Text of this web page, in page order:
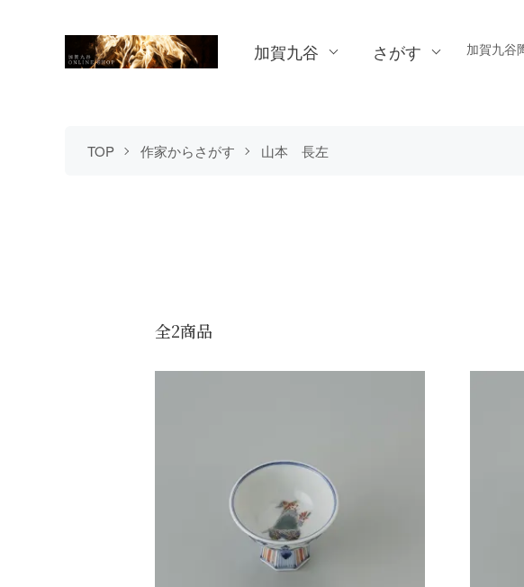
加賀九谷 さがす 加賀九谷
TOP 作家からさがす 山本 長左
全2商品